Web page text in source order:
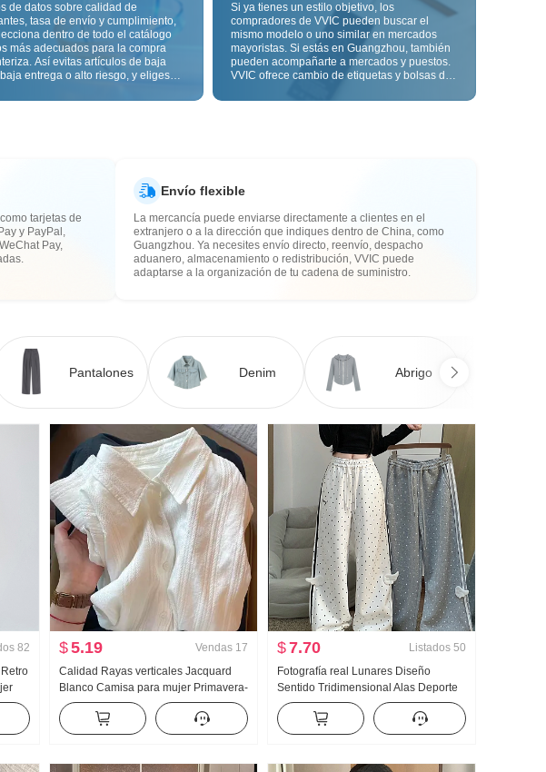
de datos sobre calidad de
tasa de envío y cumplimiento,
dentro de todo el catálogo
más adecuados para la compra
Así evitas artículos de baja
entrega o alto riesgo, y eliges
y las etiquetas de
posventa.
Si ya tienes un estilo objetivo, los
compradores de VVIC pueden buscar el
mismo modelo o uno similar en mercados
mayoristas. Si estás en Guangzhou, también
pueden acompañarte a mercados y puestos.
VVIC ofrece cambio de etiquetas y bolsas de
imagen o muestra, para que tu compra sea
tarjetas de
y PayPal,
Pay,
Envío flexible
La mercancía puede enviarse directamente a clientes en el
extranjero o a la dirección que indiques dentro de China, como
Guangzhou. Ya necesites envío directo, reenvío, despacho
aduanero, almacenamiento o redistribución, VVIC puede
adaptarse a la organización de tu cadena de suministro.
Pantalones Denim Abrigo
82
$5.19 Vendas 17
Calidad Rayas verticales Jacquard
Blanco Camisa para mujer Primavera-
Verano Relajado Sentido Holgado
Estilo Versátil Manga Larga Camisa
Protección solar Top
$7.70 Listados 50
Fotografía real Lunares Diseño
Sentido Tridimensional Alas Deporte
Wei Pantalones Mujer Nuevo Luz Asia
Viento Holgado Recto Adelgazante
Pantalones casuales